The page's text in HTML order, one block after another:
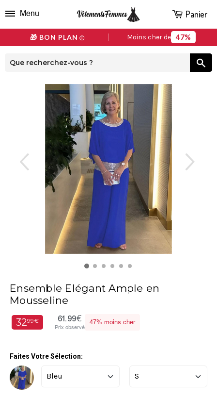
🎁 BON PLAN ⓘ Moins cher de 47%
Menu Panier
Ensemble Elégant Ample en
Mousseline
3299€ 61.99€
Prix observé
47% moins cher
Faites Votre Sélection: